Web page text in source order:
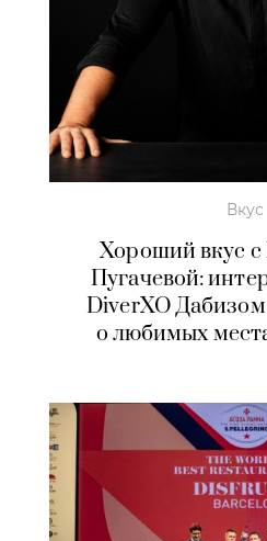
Вкус
Хороший вкус
Пугачевой:
DiverXO
о любимых